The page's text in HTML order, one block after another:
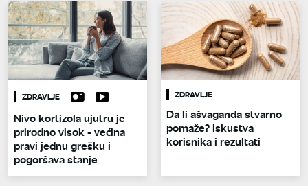
ZDRAVLJE
Nivo kortizola ujutru je
prirodno visok - većina
pravi jednu grešku i
pogoršava stanje
ZDRAVLJE
Da li ašvaganda stvarno
pomaže? Iskustva
korisnika i rezultati